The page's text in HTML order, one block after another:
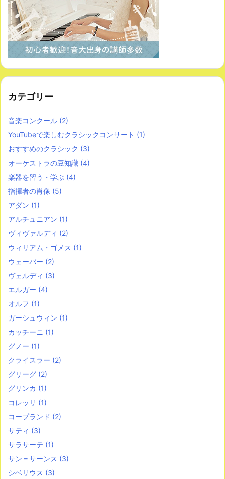
カテゴリー
音楽コンクール (2)
YouTubeで楽しむクラシックコンサート (1)
おすすめのクラシック (3)
オーケストラの豆知識 (4)
楽器を習う・学ぶ (4)
指揮者の肖像 (5)
アダン (1)
アルチュニアン (1)
ヴィヴァルディ (2)
ウィリアム・ゴメス (1)
ウェーバー (2)
ヴェルディ (3)
エルガー (4)
オルフ (1)
ガーシュウィン (1)
カッチーニ (1)
グノー (1)
クライスラー (2)
グリーグ (2)
グリンカ (1)
コレッリ (1)
コープランド (2)
サティ (3)
サラサーテ (1)
サン＝サーンス (3)
シベリウス (3)